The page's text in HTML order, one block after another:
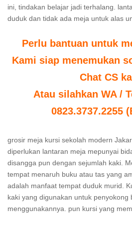
ini, tindakan belajar jadi terhalang.
duduk dan tidak ada meja untuk alas
Perlu bantuan untuk
Kami siap menemukan
Chat CS
Atau silahkan WA /
0823.3737.2255
grosir meja kursi sekolah modern
diperlukan lantaran meja mepunyai
disangga pun dengan sejumlah kaki.
tempat menaruh buku atau tas yang
adalah manfaat tempat duduk murid.
kaki yang digunakan untuk penyokong
menggunakannya. pun kursi yang